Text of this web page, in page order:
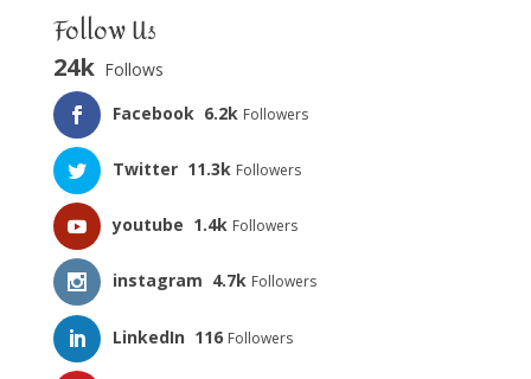
Follow Us
24k Follows
Facebook 6.2k Followers
Twitter 11.3k Followers
youtube 1.4k Followers
instagram 4.7k Followers
LinkedIn 116 Followers